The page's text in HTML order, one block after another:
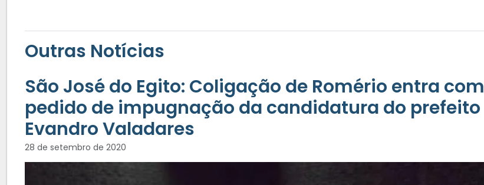
Outras Notícias
São José do Egito: Coligação de Romério entra com
pedido de impugnação da candidatura do prefeito
Evandro Valadares
28 de setembro de 2020